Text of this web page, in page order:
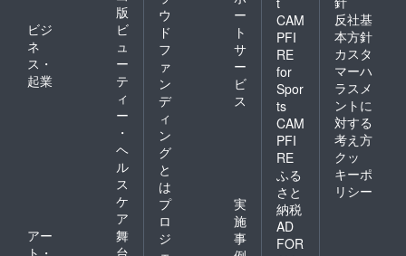
す。
版
ビジ
ネ
ス・
起業
ビ
ュ
ー
テ
ィ
ー
・
ヘ
ル
ス
ケ
ア
アー
舞
ウ
ド
フ
ァ
ン
デ
ィ
ン
グ
と
は
ー
ト
サ
ー
ビ
ス
プ
ロ
ジ
実
施
事
CAM
PFI
RE
for
Spor
ts
CAM
PFI
RE
ふる
さと
納税
AD
FOR
反社基
本方針
カスタ
マーハ
ラスメ
ントに
対する
考え方
クッ
キーポ
リシー